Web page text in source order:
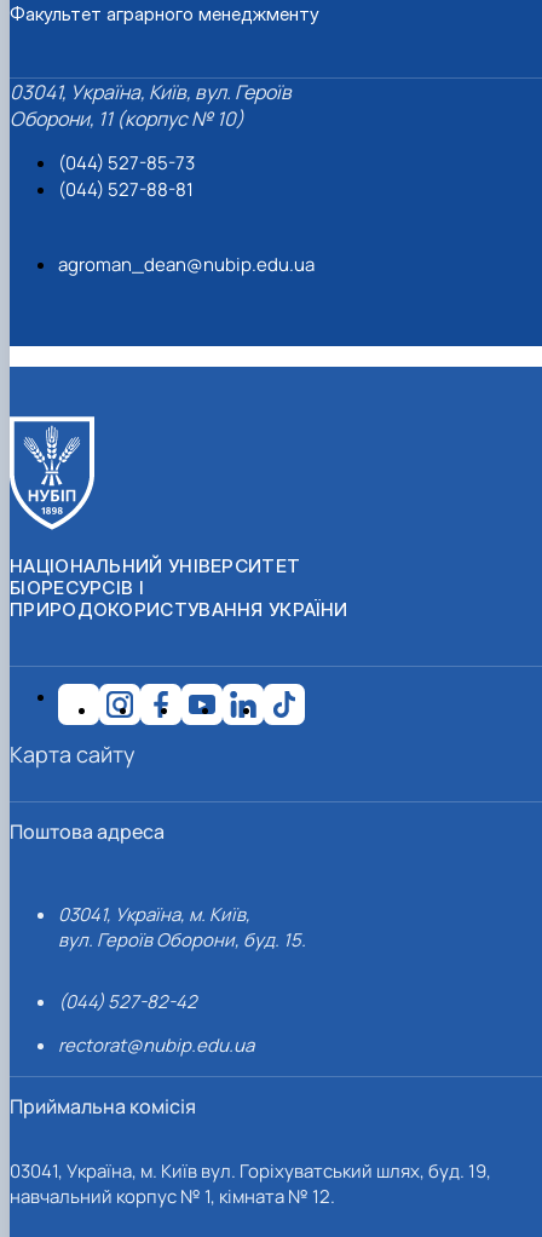
Факультет аграрного менеджменту
03041, Україна, Київ, вул. Героїв
Оборони, 11 (корпус № 10)
(044) 527-85-73
(044) 527-88-81
agroman_dean@nubip.edu.ua
НАЦІОНАЛЬНИЙ УНІВЕРСИТЕТ
БІОРЕСУРСІВ І
ПРИРОДОКОРИСТУВАННЯ УКРАЇНИ
Поштова адреса
03041, Україна, м. Київ,
вул. Героїв Оборони, буд. 15.
(044) 527-82-42
rectorat@nubip.edu.ua
Приймальна комісія
03041, Україна, м. Київ вул. Горіхуватський шлях, буд. 19,
навчальний корпус № 1, кімната № 12.
Карта сайту